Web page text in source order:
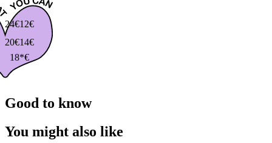
24€
20€
18*€
14€
12€
Good to know
You might also like